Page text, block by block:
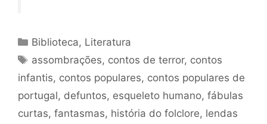
Categorias
Biblioteca, Literatura
Tags
assombrações, contos de terror, contos
infantis, contos populares, contos populares de
portugal, defuntos, esqueleto humano, fábulas
curtas, fantasmas, história do folclore, lendas